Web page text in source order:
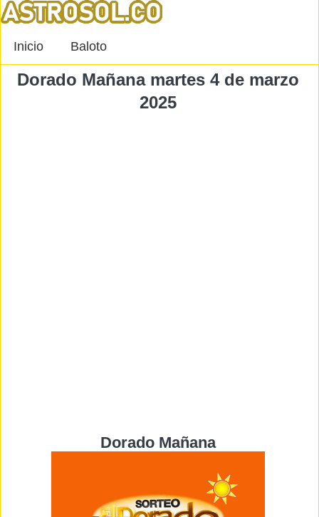
Inicio Baloto
Dorado Mañana martes 4 de marzo
2025
Dorado Mañana